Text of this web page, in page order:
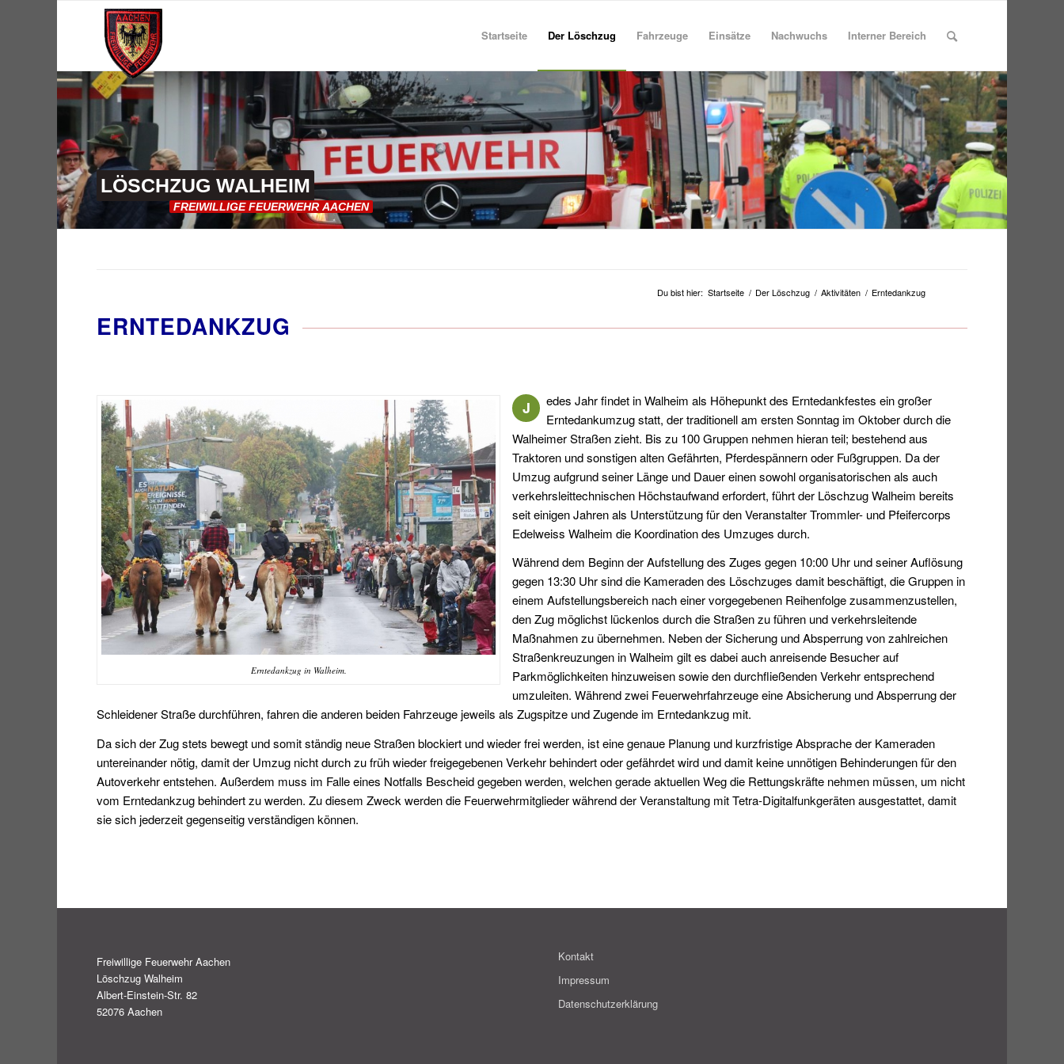
Startseite Der Löschzug Fahrzeuge Einsätze Nachwuchs Interner Bereich
LÖSCHZUG WALHEIM
FREIWILLIGE FEUERWEHR AACHEN
Du bist hier: Startseite / Der Löschzug / Aktivitäten / Erntedankzug
ERNTEDANKZUG
Erntedankzug in Walheim.
J
edes Jahr findet in Walheim als Höhepunkt des Erntedankfestes ein großer
Erntedankumzug statt, der traditionell am ersten Sonntag im Oktober durch die
Walheimer Straßen zieht. Bis zu 100 Gruppen nehmen hieran teil; bestehend aus
Traktoren und sonstigen alten Gefährten, Pferdespännern oder Fußgruppen. Da der
Umzug aufgrund seiner Länge und Dauer einen sowohl organisatorischen als auch
verkehrsleittechnischen Höchstaufwand erfordert, führt der Löschzug Walheim bereits
seit einigen Jahren als Unterstützung für den Veranstalter Trommler- und Pfeifercorps
Edelweiss Walheim die Koordination des Umzuges durch.
Während dem Beginn der Aufstellung des Zuges gegen 10:00 Uhr und seiner Auflösung
gegen 13:30 Uhr sind die Kameraden des Löschzuges damit beschäftigt, die Gruppen in
einem Aufstellungsbereich nach einer vorgegebenen Reihenfolge zusammenzustellen,
den Zug möglichst lückenlos durch die Straßen zu führen und verkehrsleitende
Maßnahmen zu übernehmen. Neben der Sicherung und Absperrung von zahlreichen
Straßenkreuzungen in Walheim gilt es dabei auch anreisende Besucher auf
Parkmöglichkeiten hinzuweisen sowie den durchfließenden Verkehr entsprechend
umzuleiten. Während zwei Feuerwehrfahrzeuge eine Absicherung und Absperrung der
Schleidener Straße durchführen, fahren die anderen beiden Fahrzeuge jeweils als Zugspitze und Zugende im Erntedankzug mit.
Da sich der Zug stets bewegt und somit ständig neue Straßen blockiert und wieder frei werden, ist eine genaue Planung und kurzfristige Absprache der Kameraden
untereinander nötig, damit der Umzug nicht durch zu früh wieder freigegebenen Verkehr behindert oder gefährdet wird und damit keine unnötigen Behinderungen für den
Autoverkehr entstehen. Außerdem muss im Falle eines Notfalls Bescheid gegeben werden, welchen gerade aktuellen Weg die Rettungskräfte nehmen müssen, um nicht
vom Erntedankzug behindert zu werden. Zu diesem Zweck werden die Feuerwehrmitglieder während der Veranstaltung mit Tetra-Digitalfunkgeräten ausgestattet, damit
sie sich jederzeit gegenseitig verständigen können.
Freiwillige Feuerwehr Aachen
Löschzug Walheim
Albert-Einstein-Str. 82
52076 Aachen
Kontakt
Impressum
Datenschutzerklärung